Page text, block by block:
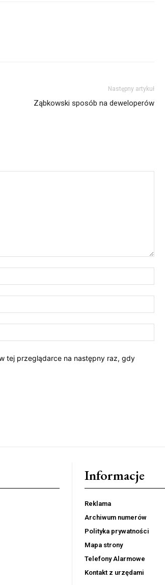
Następny artykuł
Ząbkowski sposób na deweloperów
tej przeglądarce na następny raz, gdy
Informacje
Reklama
Archiwum numerów
Polityka prywatności
Mapa strony
Telefony Alarmowe
Kontakt z urzędami